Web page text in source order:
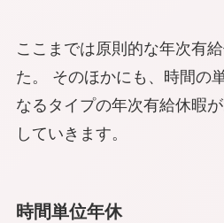
ここまでは原則的な年次有
た。 そのほかにも、時間の
なるタイプの年次有給休暇
していきます。
時間単位年休